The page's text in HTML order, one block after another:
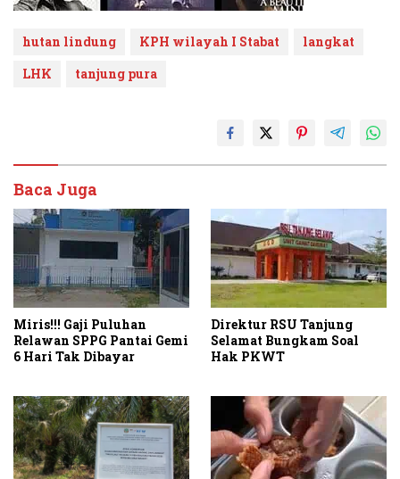
hutan lindung KPH wilayah I Stabat
langkat
LHK
tanjung pura
Baca Juga
Miris!!! Gaji Puluhan
Relawan SPPG Pantai Gemi
6 Hari Tak Dibayar
Direktur RSU Tanjung
Selamat Bungkam Soal
Hak PKWT